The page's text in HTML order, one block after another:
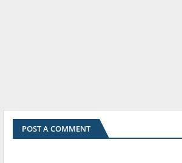
POST A COMMENT